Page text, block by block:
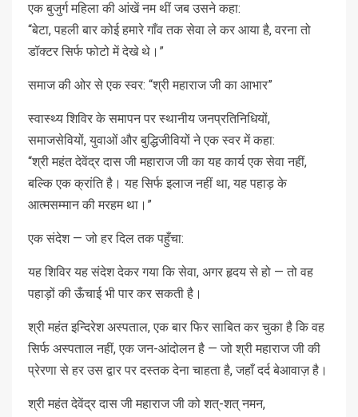
एक बुजुर्ग महिला की आंखें नम थीं जब उसने कहा:
“बेटा, पहली बार कोई हमारे गाँव तक सेवा ले कर आया है, वरना तो
डॉक्टर सिर्फ फोटो में देखे थे।”
समाज की ओर से एक स्वर: “श्री महाराज जी का आभार”
स्वास्थ्य शिविर के समापन पर स्थानीय जनप्रतिनिधियों,
समाजसेवियों, युवाओं और बुद्धिजीवियों ने एक स्वर में कहा:
“श्री महंत देवेंद्र दास जी महाराज जी का यह कार्य एक सेवा नहीं,
बल्कि एक क्रांति है। यह सिर्फ इलाज नहीं था, यह पहाड़ के
आत्मसम्मान की मरहम था।”
एक संदेश — जो हर दिल तक पहुँचा:
यह शिविर यह संदेश देकर गया कि सेवा, अगर हृदय से हो — तो वह
पहाड़ों की ऊँचाई भी पार कर सकती है।
श्री महंत इन्दिरेश अस्पताल, एक बार फिर साबित कर चुका है कि वह
सिर्फ अस्पताल नहीं, एक जन-आंदोलन है — जो श्री महाराज जी की
प्रेरणा से हर उस द्वार पर दस्तक देना चाहता है, जहाँ दर्द बेआवाज़ है।
श्री महंत देवेंद्र दास जी महाराज जी को शत्-शत् नमन,